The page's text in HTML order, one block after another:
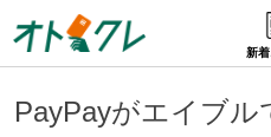
to
content
新
PayPayがエイブル